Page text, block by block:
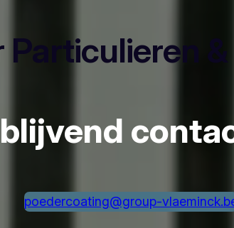
Particulieren
poedercoating@group-